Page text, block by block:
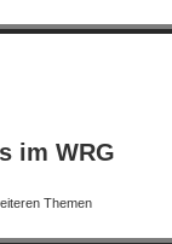
im WRG
Themen